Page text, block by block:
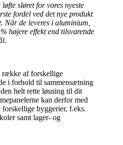
sløret for vores nyeste
fordel ved det nye produkt
Når de leveres i aluminium,
højere effekt end tilsvarende
række af forskellige
i forhold til sammensætning
helt rette løsning til dit
kan derfor med
forskellige byggerier, f.eks.
samt lager- og